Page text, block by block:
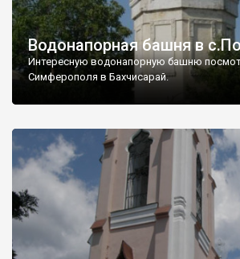
Водонапорная башня в
Интересную водонапорную башню
Симферополя в Бахчисарай.